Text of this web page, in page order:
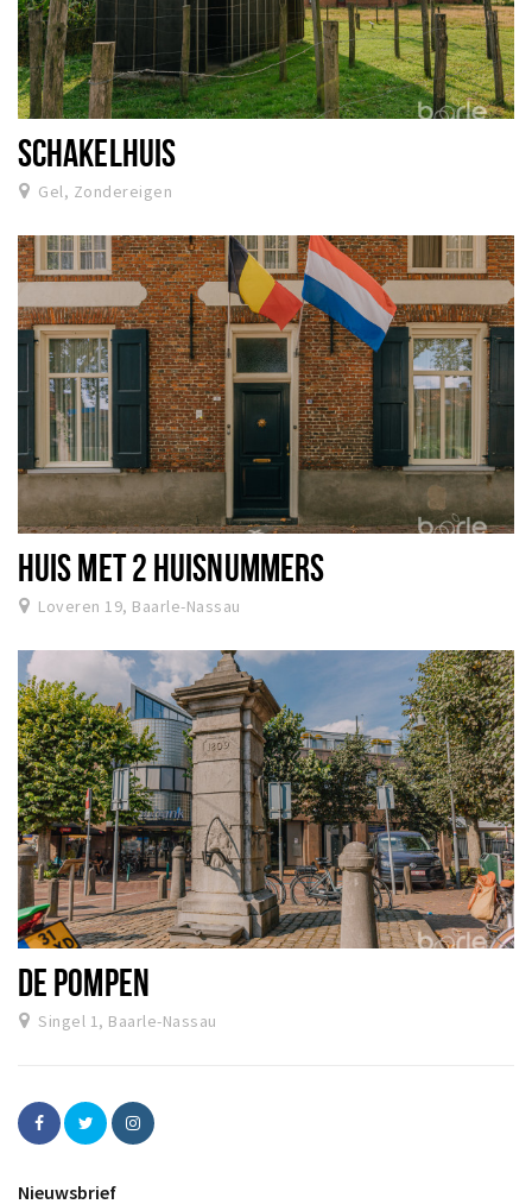
SCHAKELHUIS
Gel, Zondereigen
HUIS MET 2 HUISNUMMERS
Loveren 19, Baarle-Nassau
DE POMPEN
Singel 1, Baarle-Nassau
Nieuwsbrief